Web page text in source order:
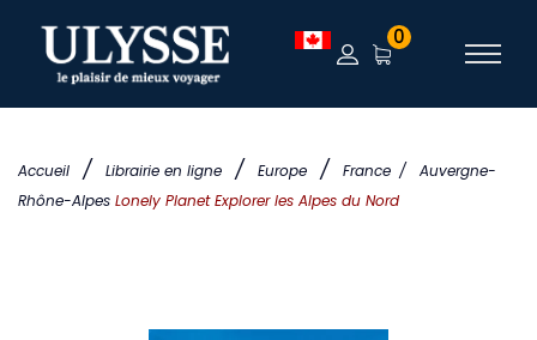
Accueil / Librairie en ligne / Europe / France /
Auvergne-
Rhône-Alpes Lonely Planet Explorer les Alpes du Nord
0